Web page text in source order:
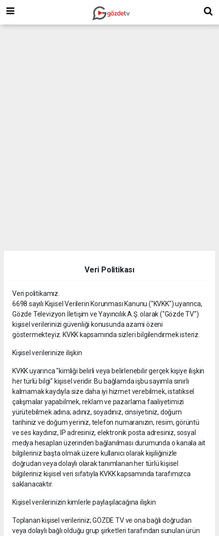
Veri Politikası
Veri politikamız.
6698 sayılı Kişisel Verilerin Korunması Kanunu ("KVKK") uyarınca,
Gözde Televizyon İletişim ve Yayıncılık A.Ş. olarak ("Gözde TV")
kişisel verilerinizi güvenliği konusunda azami özeni
göstermekteyiz. KVKK kapsamında sizleri bilgilendirmek isteriz.
Kişisel verilerinize ilişkin
KVKK uyarınca "kimliği belirli veya belirlenebilir gerçek kişiye ilişkin
her türlü bilgi" kişisel veridir. Bu bağlamda işbu sayımla sınırlı
kalmamak kaydıyla size daha iyi hizmet verebilmek, istatiksel
çalışmalar yapabilmek, reklam ve pazarlama faaliyetimizi
yürütebilmek adına; adınız, soyadınız, cinsiyetiniz, doğum
tarihiniz ve doğum yeriniz, telefon numaranızın, resim, görüntü
ve ses kaydınız, IP adresiniz, elektronik posta adresiniz, sosyal
medya hesapları üzerinden bağlanılması durumunda o kanala ait
bilgileriniz başta olmak üzere kullanıcı olarak kişiliğinizle
doğrudan veya dolaylı olarak tanımlanan her türlü kişisel
bilgileriniz kişisel veri sıfatıyla KVKK kapsamında tarafımızca
saklanacaktır.
Kişisel verilerinizin kimlerle paylaşılacağına ilişkin
Toplanan kişisel verileriniz; GÖZDE TV ve ona bağlı doğrudan
veya dolaylı bağlı olduğu grup şirketleri tarafından sunulan ürün